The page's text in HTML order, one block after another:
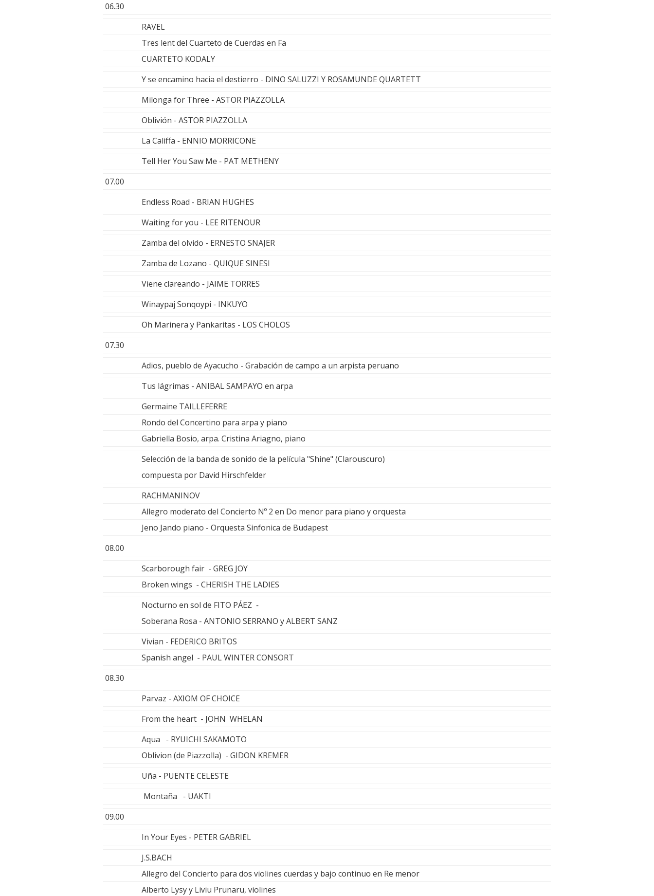
06.30
RAVEL
Tres lent del Cuarteto de Cuerdas en Fa
CUARTETO KODALY
Y se encamino hacia el destierro - DINO SALUZZI Y ROSAMUNDE QUARTETT
Milonga for Three - ASTOR PIAZZOLLA
Oblivión - ASTOR PIAZZOLLA
La Califfa - ENNIO MORRICONE
Tell Her You Saw Me - PAT METHENY
07.00
Endless Road - BRIAN HUGHES
Waiting for you - LEE RITENOUR
Zamba del olvido - ERNESTO SNAJER
Zamba de Lozano - QUIQUE SINESI
Viene clareando - JAIME TORRES
Winaypaj Sonqoypi - INKUYO
Oh Marinera y Pankaritas - LOS CHOLOS
07.30
Adios, pueblo de Ayacucho - Grabación de campo a un arpista peruano
Tus lágrimas - ANIBAL SAMPAYO en arpa
Germaine TAILLEFERRE
Rondo del Concertino para arpa y piano
Gabriella Bosio, arpa. Cristina Ariagno, piano
Selección de la banda de sonido de la película "Shine" (Clarouscuro)
compuesta por David Hirschfelder
RACHMANINOV
Allegro moderato del Concierto Nº 2 en Do menor para piano y orquesta
Jeno Jando piano - Orquesta Sinfonica de Budapest
08.00
Scarborough fair - GREG JOY
Broken wings - CHERISH THE LADIES
Nocturno en sol de FITO PÁEZ -
Soberana Rosa - ANTONIO SERRANO y ALBERT SANZ
Vivian - FEDERICO BRITOS
Spanish angel - PAUL WINTER CONSORT
08.30
Parvaz - AXIOM OF CHOICE
From the heart - JOHN WHELAN
Aqua - RYUICHI SAKAMOTO
Oblivion (de Piazzolla) - GIDON KREMER
Uña - PUENTE CELESTE
Montaña - UAKTI
09.00
In Your Eyes - PETER GABRIEL
J.S.BACH
Allegro del Concierto para dos violines cuerdas y bajo continuo en Re menor
Alberto Lysy y Liviu Prunaru, violines